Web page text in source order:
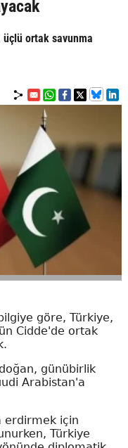
ortak savunma
göre, Türkiye,
Cidde'de ortak
günübirlik
Arabistan'a
erdirmek için
Türkiye